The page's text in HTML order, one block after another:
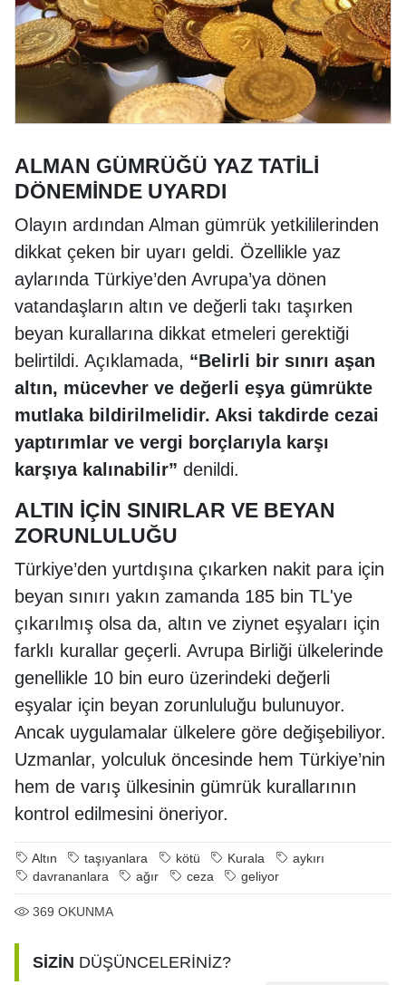
ALMAN GÜMRÜĞÜ YAZ TATİLİ
DÖNEMİNDE UYARDI
Olayın ardından Alman gümrük yetkililerinden
dikkat çeken bir uyarı geldi. Özellikle yaz
aylarında Türkiye’den Avrupa’ya dönen
vatandaşların altın ve değerli takı taşırken
beyan kurallarına dikkat etmeleri gerektiği
belirtildi. Açıklamada, “Belirli bir sınırı aşan
altın, mücevher ve değerli eşya gümrükte
mutlaka bildirilmelidir. Aksi takdirde cezai
yaptırımlar ve vergi borçlarıyla karşı
karşıya kalınabilir” denildi.
ALTIN İÇİN SINIRLAR VE BEYAN
ZORUNLULUĞU
Türkiye’den yurtdışına çıkarken nakit para için
beyan sınırı yakın zamanda 185 bin TL'ye
çıkarılmış olsa da, altın ve ziynet eşyaları için
farklı kurallar geçerli. Avrupa Birliği ülkelerinde
genellikle 10 bin euro üzerindeki değerli
eşyalar için beyan zorunluluğu bulunuyor.
Ancak uygulamalar ülkelere göre değişebiliyor.
Uzmanlar, yolculuk öncesinde hem Türkiye’nin
hem de varış ülkesinin gümrük kurallarının
kontrol edilmesini öneriyor.
Altın taşıyanlara kötü Kurala
aykırı
davrananlara
ağır ceza geliyor
369 OKUNMA
SİZİN DÜŞÜNCELERİNİZ?